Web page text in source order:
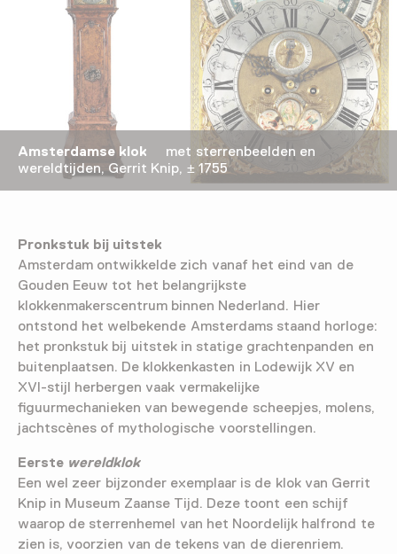
Amsterdamse klok
met sterrenbeelden en
wereldtijden, Gerrit Knip, ± 1755
Pronkstuk bij uitstek
Amsterdam ontwikkelde zich vanaf het eind van de
Gouden Eeuw tot het belangrijkste
klokkenmakerscentrum binnen Nederland. Hier
ontstond het welbekende Amsterdams staand horloge:
het pronkstuk bij uitstek in statige grachtenpanden en
buitenplaatsen. De klokkenkasten in Lodewijk XV en
XVI-stijl herbergen vaak vermakelijke
figuurmechanieken van bewegende scheepjes, molens,
jachtscènes of mythologische voorstellingen.
Eerste wereldklok
Een wel zeer bijzonder exemplaar is de klok van Gerrit
Knip in Museum Zaanse Tijd. Deze toont een schijf
waarop de sterrenhemel van het Noordelijk halfrond te
zien is, voorzien van de tekens van de dierenriem.